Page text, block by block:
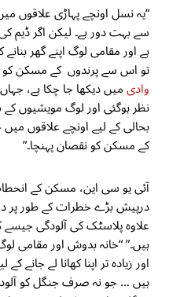
“یہ نسل اونچے پہاڑی علاقوں
سے بہت دور ہے۔ لیکن اگر ڈیم
ہے اور مقامی لوگ اپنے گھر
تو اس سے پرندوں کے مسکن کو
وادیمیں دیکھا جا چکا ہے،
نظر ہوگئی اور لوگ مویشیوں
بحالی کے لیے اونچے علاقوں
کے مسکن کو نقصان پہنچا۔”
آئی یو سی این، مسکن کے
درپیش بڑے خطرات کے طور پر
علاوہ پلاسٹک کی آلودگی
ہیں۔” “خانہ بدوش اور مقامی
اور زیادہ تر اپنا کھانا لے جانے
ہیں … جو نہ صرف جنگل کو آلودہ